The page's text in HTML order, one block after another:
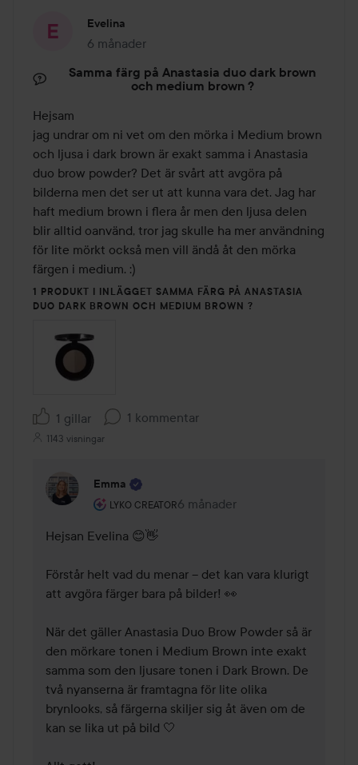
Evelina
6 månader
Inlägget skapades 6 månader
Samma färg på Anastasia duo dark brown
och medium brown ?
Hejsam
jag undrar om ni vet om den mörka i Medium brown
och ljusa i dark brown är exakt samma i Anastasia
duo brow powder? Det är svårt att avgöra på
bilderna men det ser ut att kunna vara det. Jag har
haft medium brown i flera år men den ljusa delen
blir alltid oanvänd, tror jag skulle ha mer användning
för lite mörkt också men vill ändå åt den mörka
färgen i medium. :)
1 PRODUKT I INLÄGGET SAMMA FÄRG PÅ ANASTASIA
DUO DARK BROWN OCH MEDIUM BROWN ?
1 gillar 1 kommentar
1143 visningar
Emma
LYKO CREATOR
Användarens roll: Lyko Creator.
6 månader
Kommentaren lades 6 månader
Hejsan Evelina 😊👋
Förstår helt vad du menar – det kan vara klurigt
att avgöra färger bara på bilder! 👀
När det gäller Anastasia Duo Brow Powder så är
den mörkare tonen i Medium Brown inte exakt
samma som den ljusare tonen i Dark Brown. De
två nyanserna är framtagna för lite olika
brynlooks, så färgerna skiljer sig åt även om de
kan se lika ut på bild 🤍